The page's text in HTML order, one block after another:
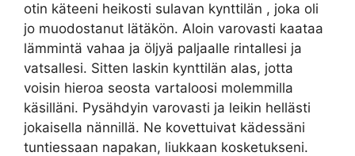
otin käteeni heikosti sulavan kynttilän , joka oli
jo muodostanut lätäkön. Aloin varovasti kaataa
lämmintä vahaa ja öljyä paljaalle rintallesi ja
vatsallesi. Sitten laskin kynttilän alas, jotta
voisin hieroa seosta vartaloosi molemmilla
käsilläni. Pysähdyin varovasti ja leikin hellästi
jokaisella nännillä. Ne kovettuivat kädessäni
tuntiessaan napakan, liukkaan kosketukseni.